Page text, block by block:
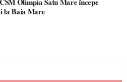
la Baia Mare